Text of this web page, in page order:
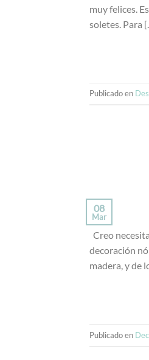
muy felices.
soletes. Para
Publicado en
08
Mar
Creo
decoración
madera, y de
Publicado en